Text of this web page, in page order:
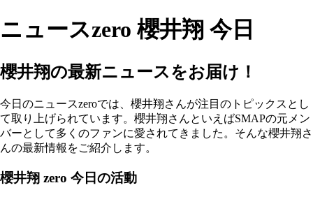
ニュースzero 櫻井翔 今日
櫻井翔の最新ニュースをお届け！
今日のニュースzeroでは、櫻井翔さんが注目のトピックスとし
て取り上げられています。櫻井翔さんといえばSMAPの元メン
バーとして多くのファンに愛されてきました。そんな櫻井翔さ
んの最新情報をご紹介します。
櫻井翔 zero 今日の活動